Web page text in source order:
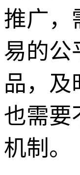
推广，
易的公
品，及
也需要
机制。